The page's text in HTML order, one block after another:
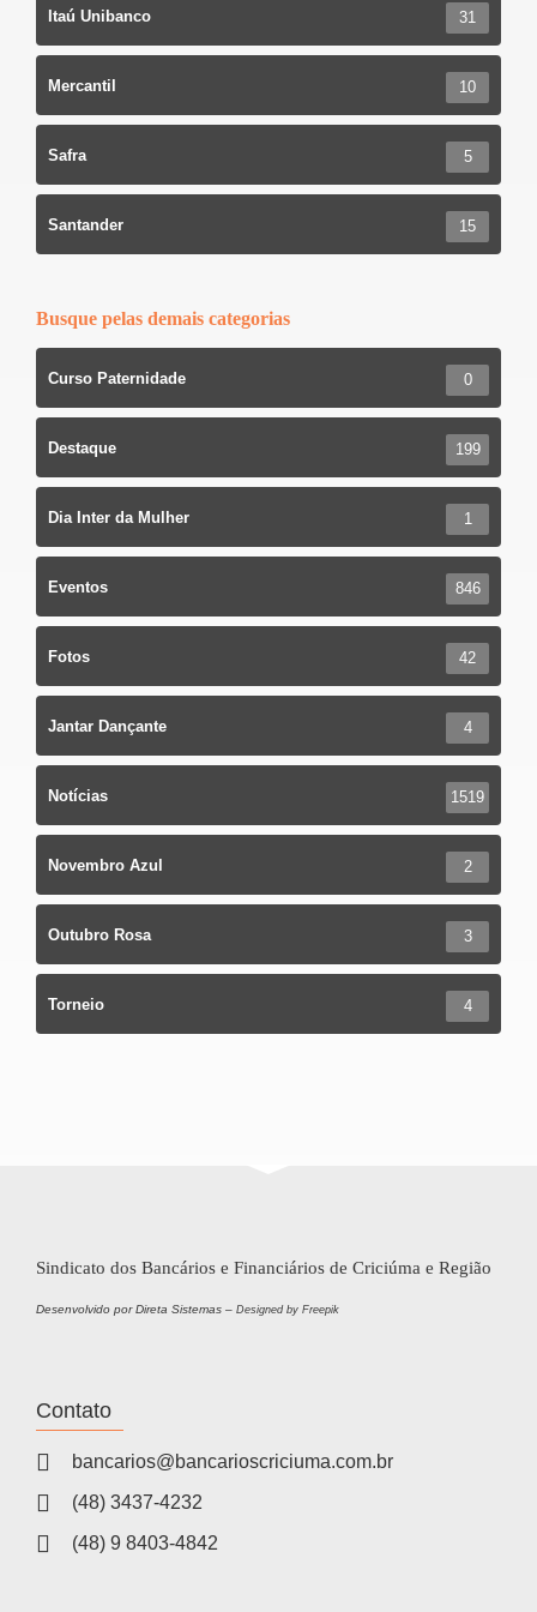
Itaú Unibanco 31
Mercantil 10
Safra 5
Santander 15
Busque pelas demais categorias
Curso Paternidade 0
Destaque 199
Dia Inter da Mulher 1
Eventos 846
Fotos 42
Jantar Dançante 4
Notícias 1519
Novembro Azul 2
Outubro Rosa 3
Torneio 4
Sindicato dos Bancários e Financiários de Criciúma e Região
Desenvolvido por Direta Sistemas – Designed by Freepik
Contato
bancarios@bancarioscriciuma.com.br
(48) 3437-4232
(48) 9 8403-4842